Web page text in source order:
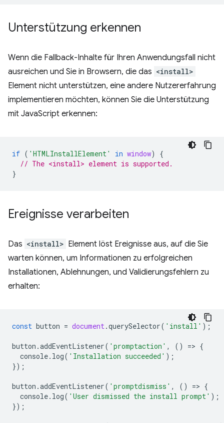
Unterstützung erkennen
Wenn die Fallback-Inhalte für Ihren Anwendungsfall nicht
ausreichen und Sie in Browsern, die das <install>
Element nicht unterstützen, eine andere Nutzererfahrung
implementieren möchten, können Sie die Unterstützung
mit JavaScript erkennen:
if ( 'HTMLInstallElement' in window)
{
// The <install> element is supported.
}
Ereignisse verarbeiten
Das <install> Element löst Ereignisse aus, auf die Sie
warten können, um Informationen zu erfolgreichen
Installationen, Ablehnungen, und Validierungsfehlern zu
erhalten:
const button = document.querySelector( 'install' );
button .addEventListener( 'promptaction' , () => {
console. log( 'Installation succeeded' );
});
button .addEventListener( 'promptdismiss' , () => {
console. log( 'User dismissed the install prompt' );
});